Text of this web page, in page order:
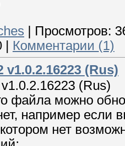
Просмотров:
Комментарии (1)
(Rus)
(Rus)
файла можно
например если
нет